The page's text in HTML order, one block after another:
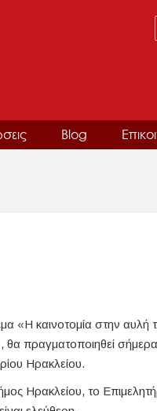
Blog
«Η καινοτομία στην
θα πραγματοποιηθεί
Ηρακλείου.
Ηρακλείου, το